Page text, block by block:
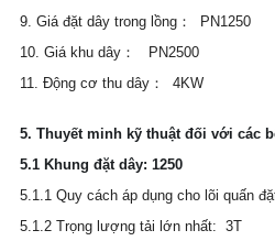
9. Giá đặt dây trong lồng：  PN1250
10. Giá khu dây：   PN2500
11. Động cơ thu dây：  4KW
5. Thuyết minh kỹ thuật đối với các
5.1 Khung đặt dây: 1250
5.1.1 Quy cách áp dụng cho lõi quấn
5.1.2 Trọng lượng tải lớn nhất:  3T